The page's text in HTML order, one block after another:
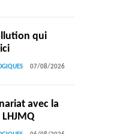
qui
07/08/2026
avec la